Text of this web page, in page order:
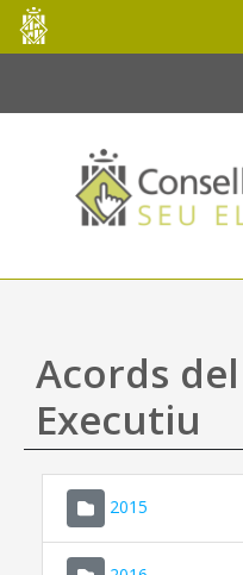
Salta al contingut principal
Consell
de
Mallorca
Acords
Executiu
2015